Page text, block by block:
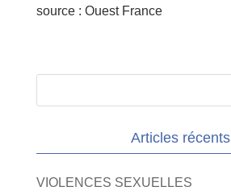
source : Ouest France
Articles récents
VIOLENCES SEXUELLES